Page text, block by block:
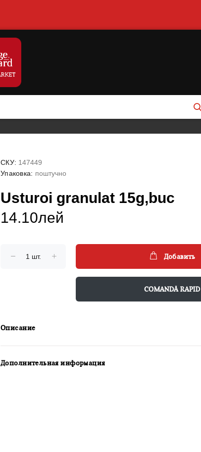
СКУ: 147449
Упаковка: поштучно
Usturoi granulat 15g,buc
14.10лей
Добавить
COMANDĂ RAPID
Описание
Дополнительная информация